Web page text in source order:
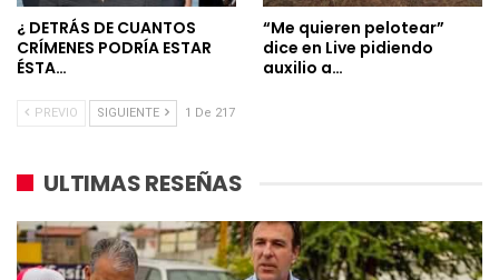
¿ DETRÁS DE CUANTOS
CRÍMENES PODRÍA ESTAR
ÉSTA…
“Me quieren pelotear”
dice en Live pidiendo
auxilio a…
PREVIO SIGUIENTE 1 De 217
ULTIMAS RESEÑAS